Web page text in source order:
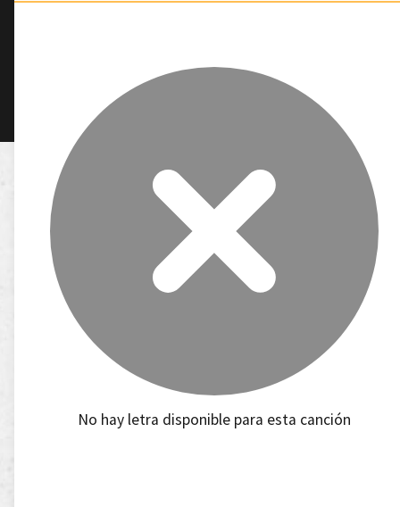
No hay letra disponible para esta canción